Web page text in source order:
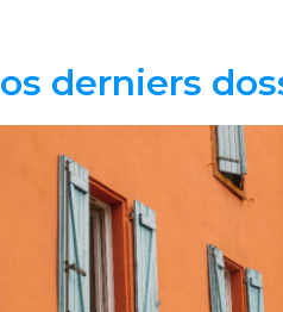
derniers